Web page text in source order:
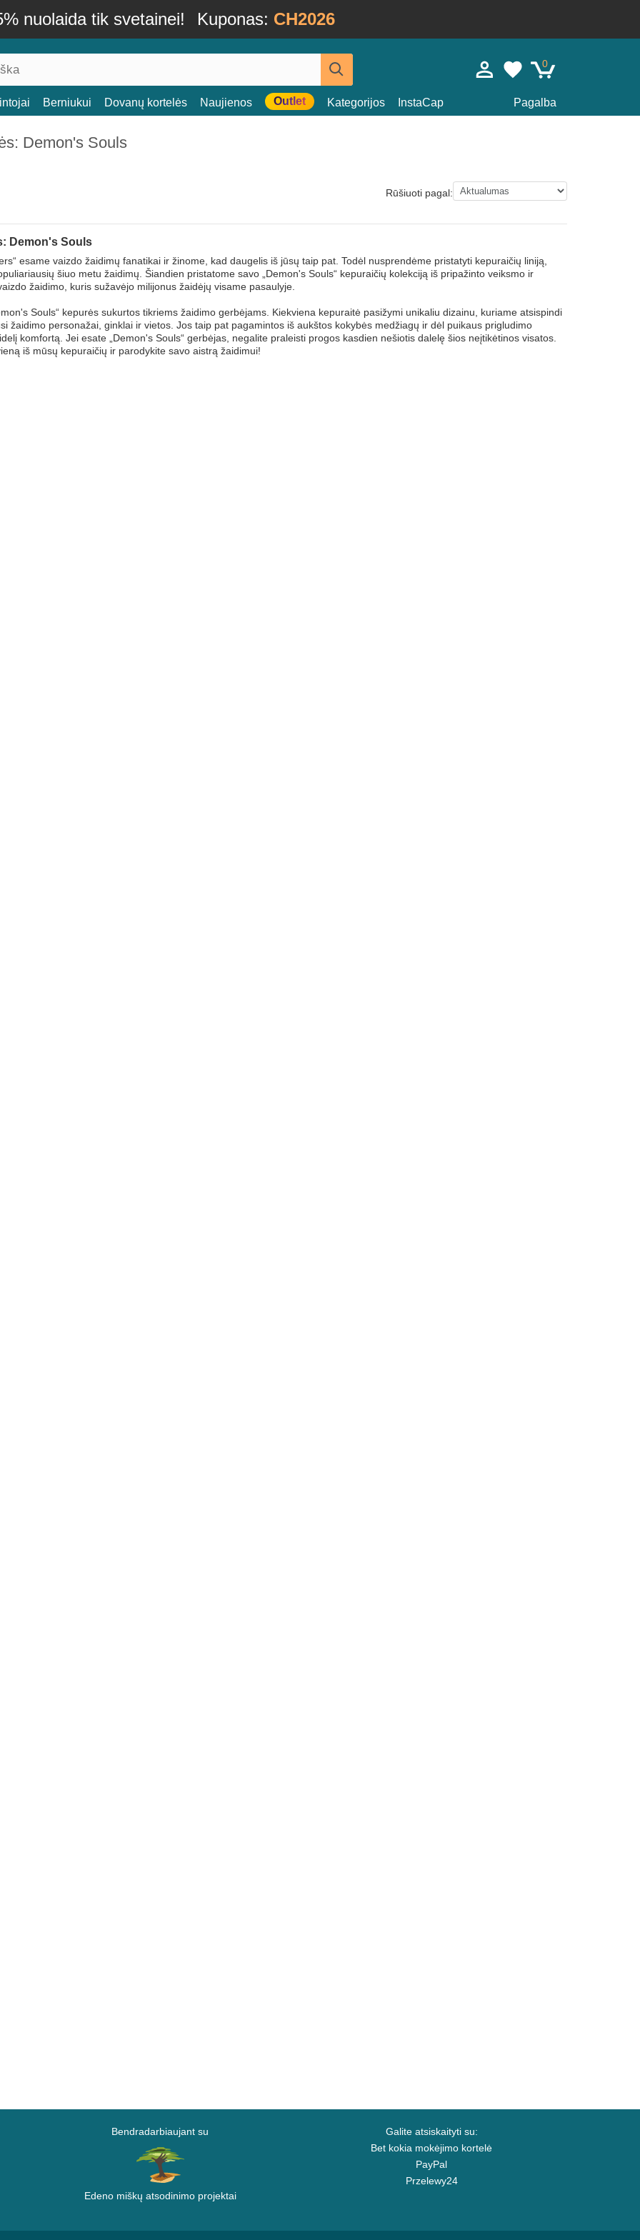
nuolaida tik svetainei! Kuponas: CH2026
0
Berniukui Dovanų kortelės Naujienos Outlet Kategorijos InstaCap Pagalba
Demon's Souls
Rūšiuoti pagal:
Demon's Souls
esame vaizdo žaidimų fanatikai ir žinome, kad daugelis iš jūsų taip pat. Todėl nusprendėme pristatyti kepuraičių liniją,
šiuo metu žaidimų. Šiandien pristatome savo „Demon's Souls“ kepuraičių kolekciją iš pripažinto veiksmo ir
žaidimo, kuris sužavėjo milijonus žaidėjų visame pasaulyje.
Souls“ kepurės sukurtos tikriems žaidimo gerbėjams. Kiekviena kepuraitė pasižymi unikaliu dizainu, kuriame atsispindi
žaidimo personažai, ginklai ir vietos. Jos taip pat pagamintos iš aukštos kokybės medžiagų ir dėl puikaus prigludimo
komfortą. Jei esate „Demon's Souls“ gerbėjas, negalite praleisti progos kasdien nešiotis dalelę šios neįtikėtinos visatos.
iš mūsų kepuraičių ir parodykite savo aistrą žaidimui!
Bendradarbiaujant su
Edeno miškų atsodinimo projektai
Galite atsiskaityti su:
Bet kokia mokėjimo kortelė
PayPal
Przelewy24